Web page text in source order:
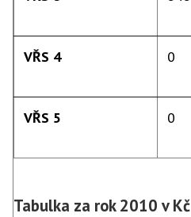
Tabulka za rok 2010 v Kč
VŘS 4 0
VŘS 5 0